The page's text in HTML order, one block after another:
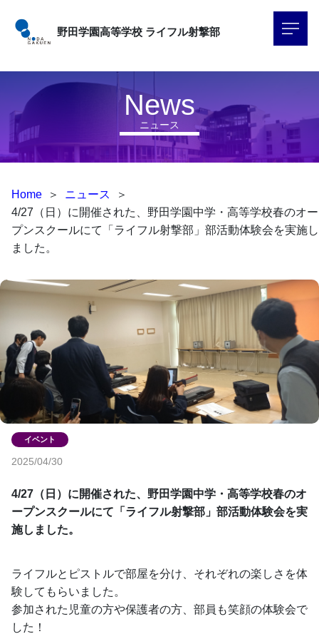
野田学園高等学校 ライフル射撃部
ニュース
News
Home ＞ ニュース
＞
4/27（日）に開催された、野田学園中学・高等学校春のオー
プンスクールにて「ライフル射撃部」部活動体験会を実施し
ました。
2025/04/30
4/27（日）に開催された、野田学園中学・高等学校春のオ
ープンスクールにて「ライフル射撃部」部活動体験会を実
施しました。
ライフルとピストルで部屋を分け、それぞれの楽しさを体
験してもらいました。
参加された児童の方や保護者の方、部員も笑顔の体験会で
した！